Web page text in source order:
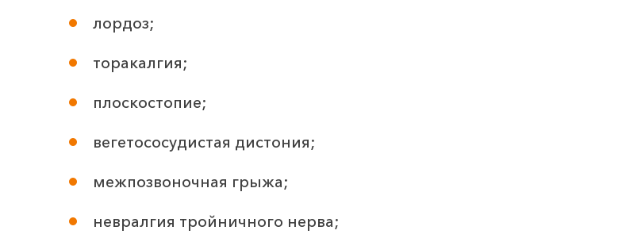
лордоз;
торакалгия;
плоскостопие;
вегетососудистая дистония;
межпозвоночная грыжа;
невралгия тройничного нерва;